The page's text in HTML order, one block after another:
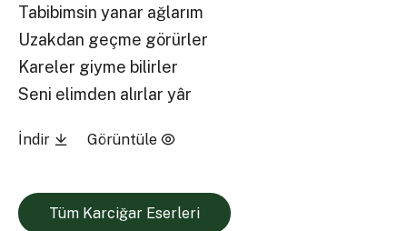
Tabibimsin yanar ağlarım
Uzakdan geçme görürler
Kareler giyme bilirler
Seni elimden alırlar yâr
İndir Görüntüle
Tüm Karciğar Eserleri